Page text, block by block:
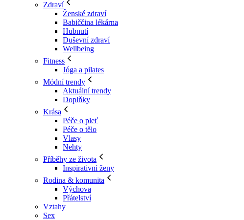
Zdraví
Ženské zdraví
Babiččina lékárna
Hubnutí
Duševní zdraví
Wellbeing
Fitness
Jóga a pilates
Módní trendy
Aktuální trendy
Doplňky
Krása
Péče o pleť
Péče o tělo
Vlasy
Nehty
Příběhy ze života
Inspirativní ženy
Rodina & komunita
Výchova
Přátelství
Vztahy
Sex